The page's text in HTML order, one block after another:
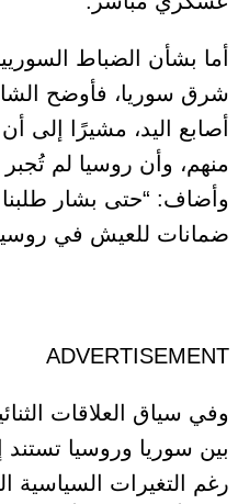
أما بشأن الضباط
شرق سوريا، فأوضح
أصابع اليد، مشيرًا إلى
منهم، وأن روسيا لم
وأضاف: “حتى بشار طلبنا
ضمانات للعيش في
ADVERTISEMENT
وفي سياق العلاقات
بين سوريا وروسيا
رغم التغيرات